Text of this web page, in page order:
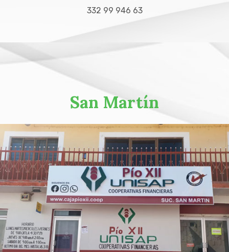
332 99 946 63
San Martín